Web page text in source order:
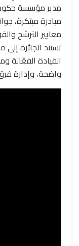
مدير مؤسسة
مبادرة مبتكرة،
معايير الترشح
تستند الجائزة
القيادة
واضحة، وإدارة